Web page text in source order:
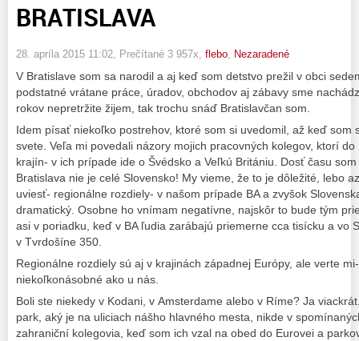
BRATISLAVA
28. apríla 2015 11:02 , Prečítané 3 957x, flebo Nezaradené
V Bratislave som sa narodil a aj keď som detstvo prežil v obci
podstatné vrátane práce, úradov, obchodov aj zábavy sme
rokov nepretržite žijem, tak trochu snáď Bratislavčan som.
Idem písať niekoľko postrehov, ktoré som si uvedomil, až keď som
svete. Veľa mi povedali názory mojich pracovných kolegov, ktorí
krajín- v ich prípade ide o Švédsko a Veľkú Britániu. Dosť času
Bratislava nie je celé Slovensko! My vieme, že to je dôležité, lebo
uviesť- regionálne rozdiely- v našom prípade BA a zvyšok
dramatický. Osobne ho vnímam negatívne, najskôr to bude tým
asi v poriadku, keď v BA ľudia zarábajú priemerne cca tisícku a vo
v Tvrdošíne 350.
Regionálne rozdiely sú aj v krajinách západnej Európy, ale verte
niekoľkonásobné ako u nás.
Boli ste niekedy v Kodani, v Amsterdame alebo v Ríme? Ja
park, aký je na uliciach nášho hlavného mesta, nikde v
zahraniční kolegovia, keď som ich vzal na obed do Eurovei a